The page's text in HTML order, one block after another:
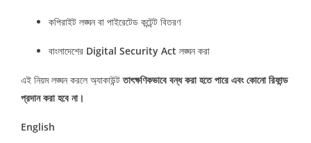
কপিরাইট লঙ্ঘন বা পাইরেটেড কন্টেন্ট বিতরণ
বাংলাদেশের Digital Security Act লঙ্ঘন করা
এই নিয়ম লঙ্ঘন করলে অ্যাকাউন্টতাৎক্ষণিকভাবে বন্ধ করা হতে পারে এবং কোনো রিফান্ড
প্রদান করা হবে না।
English